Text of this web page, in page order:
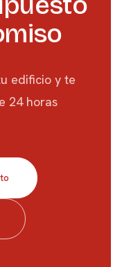
edificio y te
24 horas